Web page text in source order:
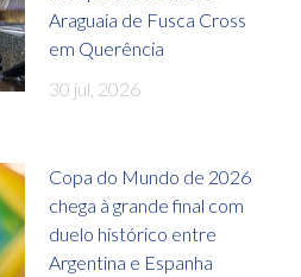
Araguaia de Fusca Cross
em Querência
30 jul, 2026
Copa do Mundo de 2026
chega à grande final com
duelo histórico entre
Argentina e Espanha